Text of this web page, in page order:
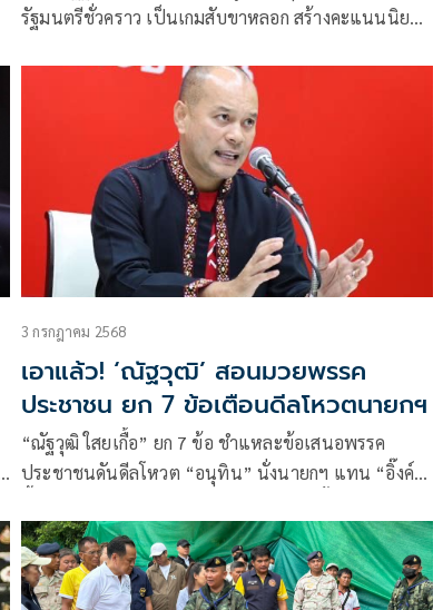
รัฐมนตรีชั่วคราว เป็นเกมสับขาหลอก สร้างคะแนนนิยม
3 กรกฎาคม 2568
เอาแล้ว! ‘ณัฐวุฒิ’ สอนมวยพรรค
ประชาชน ยก 7 ข้อเตือนดีลโหวตนายกฯ
“ณัฐวุฒิ ใสยเกื้อ” ยก 7 ข้อ ชำแหละข้อเสนอพรรค
ประชาชนดันดีลโหวต “อนุทิน” นั่งนายกฯ แทน “อิ๊งค์”
และเสียงสภาแตก ตอกเป็นแค่ทางลวง ตันตั้งแต่ยังไม่
เริ่ม